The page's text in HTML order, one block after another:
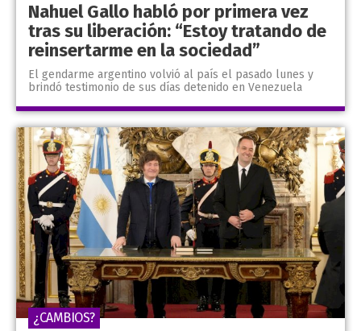
Nahuel Gallo habló por primera vez
tras su liberación: “Estoy tratando de
reinsertarme en la sociedad”
El gendarme argentino volvió al país el pasado lunes y
brindó testimonio de sus días detenido en Venezuela
¿CAMBIOS?